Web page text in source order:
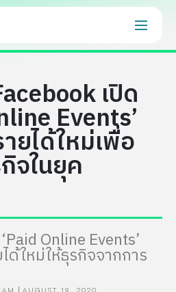
เปิด
Events’
ยได้ใหม่เพื่อ
จในยุค
Online Events’
ด้ใหม่ให้ธุรกิจจากการ
AUGUST 19, 2020